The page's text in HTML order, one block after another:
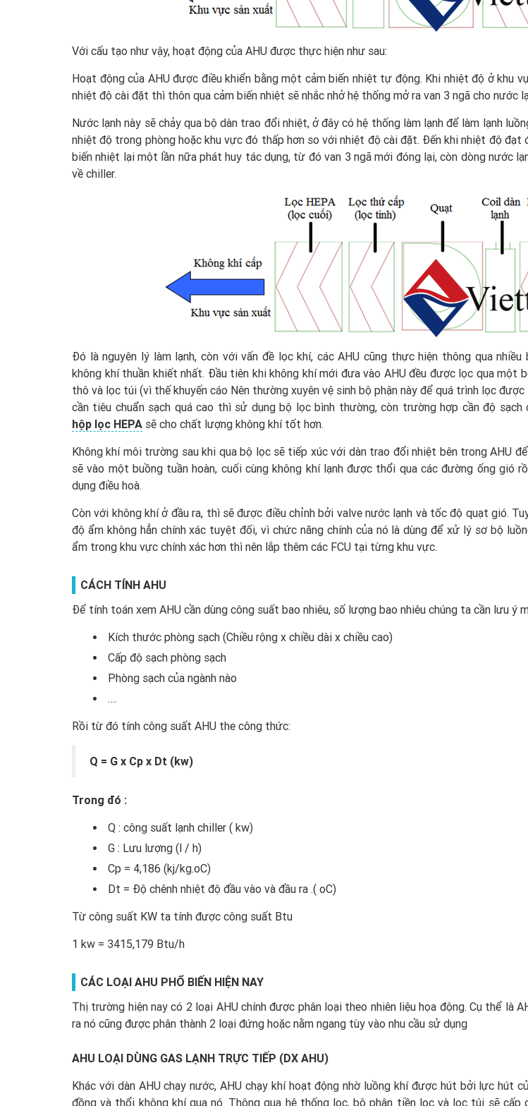
Với cấu tạo như vậy, hoạt động của AHU được thực hiện như sau:
Hoạt động của AHU được điều khiển bằng một cảm biến nhiệt tự động. Khi nhiệt độ ở khu
nhiệt độ cài đặt thì thôn qua cảm biến nhiệt sẽ nhắc nhở hệ thống mở ra van 3 ngã cho nước
Nước lạnh này sẽ chảy qua bộ dàn trao đổi nhiệt, ở đây có hệ thống làm lạnh để làm lạnh
nhiệt độ trong phòng hoặc khu vực đó thấp hơn so với nhiệt độ cài đặt. Đến khi nhiệt độ đạt
biến nhiệt lại một lần nữa phát huy tác dụng, từ đó van 3 ngã mới đóng lại, còn dòng nước
về chiller.
Đó là nguyên lý làm lạnh, còn với vấn đề lọc khí, các AHU cũng thực hiện thông qua
không khí thuần khiết nhất. Đầu tiên khi không khí mới đưa vào AHU đều được lọc qua một
thô và lọc túi (vì thế khuyến cáo Nên thường xuyên vệ sinh bộ phận này để quá trình lọc được
cần tiêu chuẩn sạch quá cao thì sử dụng bộ lọc bình thường, còn trường hợp cần độ
hộp lọc HEPA sẽ cho chất lượng không khí tốt hơn.
Không khí môi trường sau khi qua bộ lọc sẽ tiếp xúc với dàn trao đổi nhiệt bên trong AHU
sẽ vào một buồng tuần hoàn, cuối cùng không khí lạnh được thổi qua các đường ống gió
dụng điều hoà.
Còn với không khí ở đầu ra, thì sẽ được điều chỉnh bởi valve nước lạnh và tốc độ quạt gió.
độ ẩm không hẳn chính xác tuyệt đối, vì chức năng chính của nó là dùng để xử lý sơ bộ
ẩm trong khu vực chính xác hơn thì nên lắp thêm các FCU tại từng khu vực.
CÁCH TÍNH AHU
Để tính toán xem AHU cần dùng công suất bao nhiêu, số lượng bao nhiêu chúng ta cần lưu ý
Kích thước phòng sạch (Chiều rộng x chiều dài x chiều cao)
Cấp độ sạch phòng sạch
Phòng sạch của ngành nào
….
Rồi từ đó tính công suất AHU the công thức:
Q = G x Cp x Dt (kw)
Trong đó :
Q : công suất lạnh chiller ( kw)
G : Lưu lượng (l / h)
Cp = 4,186 (kj/kg.oC)
Dt = Độ chênh nhiệt độ đầu vào và đầu ra .( oC)
Từ công suất KW ta tính được công suất Btu
1 kw = 3415,179 Btu/h
CÁC LOẠI AHU PHỔ BIẾN HIỆN NAY
Thị trường hiện nay có 2 loại AHU chính được phân loại theo nhiên liệu họa động. Cụ thể là
ra nó cũng được phân thành 2 loại đứng hoặc nằm ngang tùy vào nhu cầu sử dụng
AHU LOẠI DÙNG GAS LẠNH TRỰC TIẾP (DX AHU)
Khác với dàn AHU chạy nước, AHU chạy khí hoạt động nhờ luồng khí được hút bởi lực hút
đồng và thổi không khí qua nó. Thông qua hệ thống lọc, bộ phận tiền lọc và lọc túi sẽ